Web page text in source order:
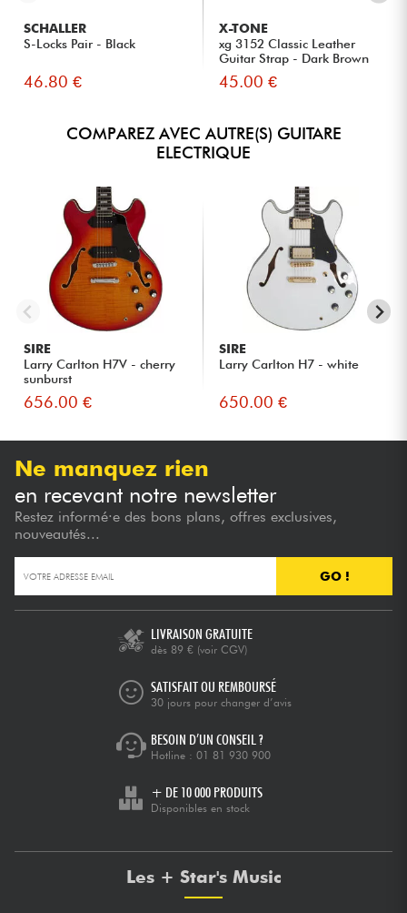
SCHALLER
S-Locks Pair - Black
46.80 €
X-TONE
xg 3152 Classic Leather
Guitar Strap - Dark Brown
45.00 €
COMPAREZ AVEC AUTRE(S) GUITARE
ELECTRIQUE
SIRE
Larry Carlton H7V - cherry
sunburst
656.00 €
SIRE
Larry Carlton H7 - white
650.00 €
Ne manquez rien
en recevant notre newsletter
Restez informé·e des bons plans, offres exclusives,
nouveautés...
GO !
LIVRAISON GRATUITE
dès 89 € (voir CGV)
SATISFAIT OU REMBOURSÉ
30 jours pour changer d’avis
BESOIN D’UN CONSEIL ?
Hotline : 01 81 930 900
+ DE 10 000 PRODUITS
Disponibles en stock
Les + Star's Music